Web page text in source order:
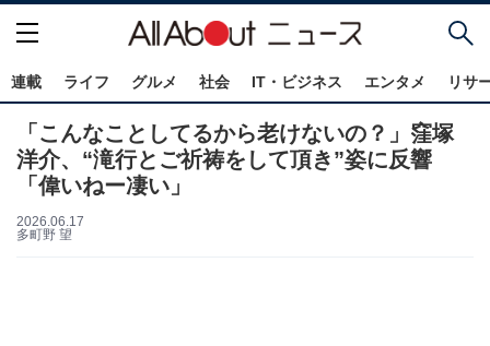
連載 ライフ グルメ 社会 IT・ビジネス エンタメ リサ
「こんなことしてるから老けないの？」窪塚
洋介、“滝行とご祈祷をして頂き”姿に反響
「偉いねー凄い」
2026.06.17
多町野 望